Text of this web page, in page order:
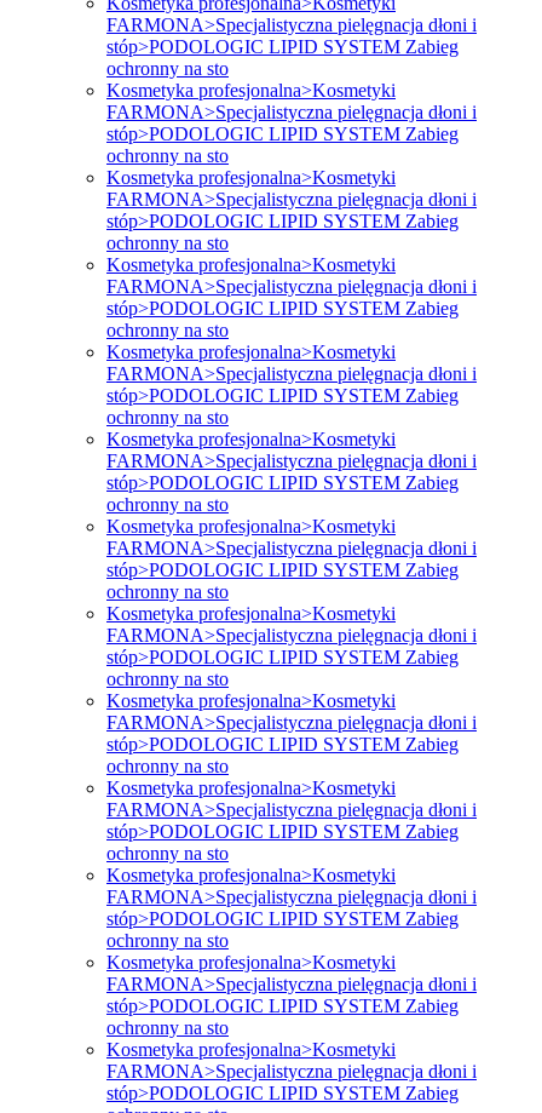
FARMONA>Specjalistyczna pielęgnacja dłoni i
stóp>PODOLOGIC LIPID SYSTEM Zabieg
ochronny na sto
Kosmetyka profesjonalna>Kosmetyki
FARMONA>Specjalistyczna pielęgnacja dłoni i
stóp>PODOLOGIC LIPID SYSTEM Zabieg
ochronny na sto
Kosmetyka profesjonalna>Kosmetyki
FARMONA>Specjalistyczna pielęgnacja dłoni i
stóp>PODOLOGIC LIPID SYSTEM Zabieg
ochronny na sto
Kosmetyka profesjonalna>Kosmetyki
FARMONA>Specjalistyczna pielęgnacja dłoni i
stóp>PODOLOGIC LIPID SYSTEM Zabieg
ochronny na sto
Kosmetyka profesjonalna>Kosmetyki
FARMONA>Specjalistyczna pielęgnacja dłoni i
stóp>PODOLOGIC LIPID SYSTEM Zabieg
ochronny na sto
Kosmetyka profesjonalna>Kosmetyki
FARMONA>Specjalistyczna pielęgnacja dłoni i
stóp>PODOLOGIC LIPID SYSTEM Zabieg
ochronny na sto
Kosmetyka profesjonalna>Kosmetyki
FARMONA>Specjalistyczna pielęgnacja dłoni i
stóp>PODOLOGIC LIPID SYSTEM Zabieg
ochronny na sto
Kosmetyka profesjonalna>Kosmetyki
FARMONA>Specjalistyczna pielęgnacja dłoni i
stóp>PODOLOGIC LIPID SYSTEM Zabieg
ochronny na sto
Kosmetyka profesjonalna>Kosmetyki
FARMONA>Specjalistyczna pielęgnacja dłoni i
stóp>PODOLOGIC LIPID SYSTEM Zabieg
ochronny na sto
Kosmetyka profesjonalna>Kosmetyki
FARMONA>Specjalistyczna pielęgnacja dłoni i
stóp>PODOLOGIC LIPID SYSTEM Zabieg
ochronny na sto
Kosmetyka profesjonalna>Kosmetyki
FARMONA>Specjalistyczna pielęgnacja dłoni i
stóp>PODOLOGIC LIPID SYSTEM Zabieg
ochronny na sto
Kosmetyka profesjonalna>Kosmetyki
FARMONA>Specjalistyczna pielęgnacja dłoni i
stóp>PODOLOGIC LIPID SYSTEM Zabieg
ochronny na sto
Kosmetyka profesjonalna>Kosmetyki
FARMONA>Specjalistyczna pielęgnacja dłoni i
stóp>PODOLOGIC LIPID SYSTEM Zabieg